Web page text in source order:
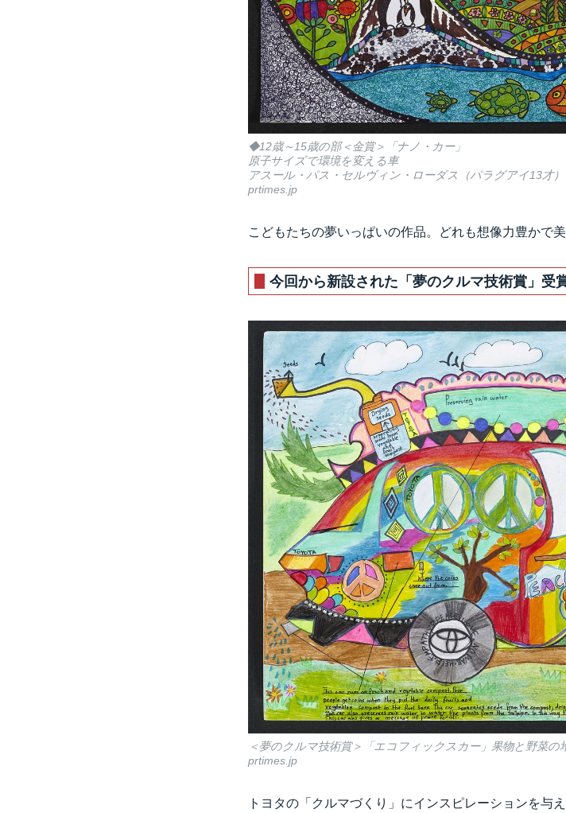
◆12歳～15歳の部＜金賞＞「ナノ・カー」
原子サイズで環境を変える車
アスール・パス・セルヴィン・ローダス（パラグアイ13才）
prtimes.jp
こどもたちの夢いっぱいの作品。どれも想像力豊かで美
今回から新設された「夢のクルマ技術賞」受
＜夢のクルマ技術賞＞「エコフィックスカー」果物と野菜
prtimes.jp
トヨタの「クルマづくり」にインスピレーションを与